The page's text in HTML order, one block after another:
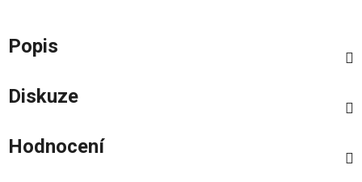
Popis
Diskuze
Hodnocení